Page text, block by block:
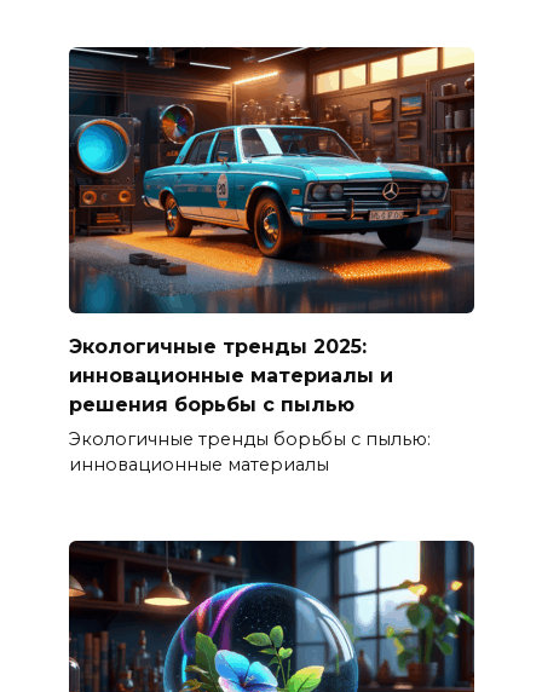
Экологичные тренды 2025:
инновационные материалы и
решения борьбы с пылью
Экологичные тренды борьбы с пылью:
инновационные материалы